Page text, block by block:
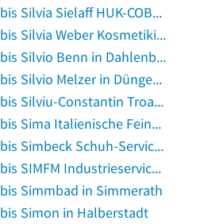
bis Silvia Sielaff HUK-COBURG in Bad Breisig
bis Silvia Weber Kosmetikinstitut in Herne, Westfalen
bis Silvio Benn in Dahlenburg
bis Silvio Melzer in Düngenheim
bis Silviu-Constantin Troaca in Stuttgart
bis Sima Italienische Feinkost in Emmendingen
bis Simbeck Schuh-Service GmbH in Rosenheim, Oberbayern
bis SIMFM Industrieservice GmbH in Berlin
bis Simmbad in Simmerath
bis Simon in Halberstadt